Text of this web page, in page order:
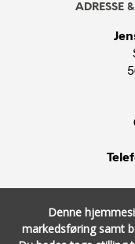
ADRESSE
E-mail:
Denne
markedsføring samt